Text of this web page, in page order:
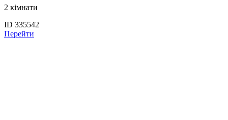
2 кімнати
ID 335542
Перейти